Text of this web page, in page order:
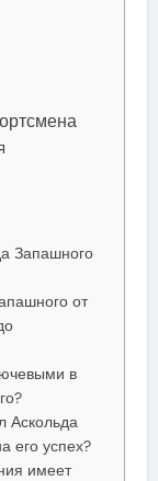
Запашного
от
в
Аскольда
его успех?
имеет